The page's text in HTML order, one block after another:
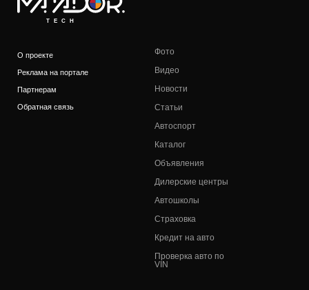
TECH
О проекте
Реклама на портале
Партнерам
Обратная связь
Фото
Видео
Новости
Статьи
Автоспорт
Каталог
Объявления
Дилерские центры
Автошколы
Страховка
Кредит на авто
Проверка авто по
VIN